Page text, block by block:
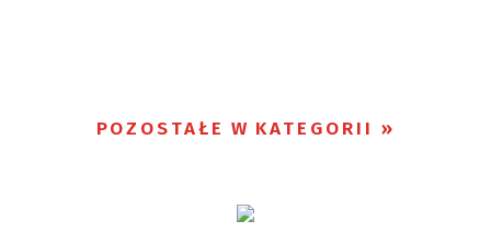
POZOSTAŁE W KATEGORII